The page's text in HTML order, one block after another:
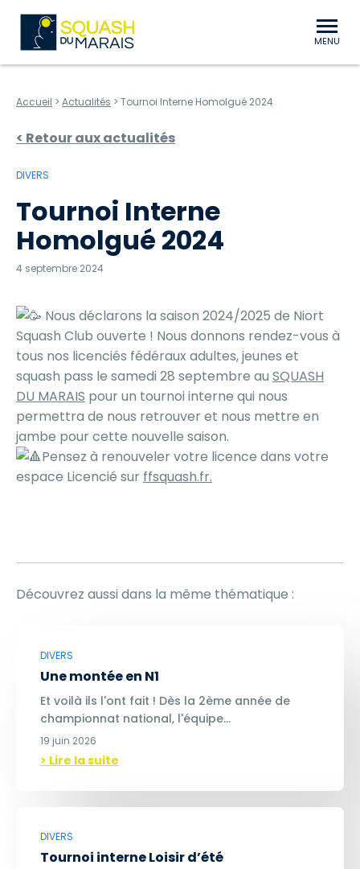
MENU
Accueil > Actualités > Tournoi Interne Homolgué 2024
< Retour aux actualités
DIVERS
Tournoi Interne
Homolgué 2024
4 septembre 2024
Nous déclarons la saison 2024/2025 de Niort
Squash Club ouverte ! Nous donnons rendez-vous à
tous nos licenciés fédéraux adultes, jeunes et
squash pass le samedi 28 septembre au SQUASH
DU MARAIS pour un tournoi interne qui nous
permettra de nous retrouver et nous mettre en
jambe pour cette nouvelle saison.
Pensez à renouveler votre licence dans votre
espace Licencié sur ffsquash.fr.
Découvrez aussi dans la même thématique :
DIVERS
Une montée en N1
Et voilà ils l'ont fait ! Dès la 2ème année de
championnat national, l'équipe…
19 juin 2026
> Lire la suite
DIVERS
Tournoi interne Loisir d’été